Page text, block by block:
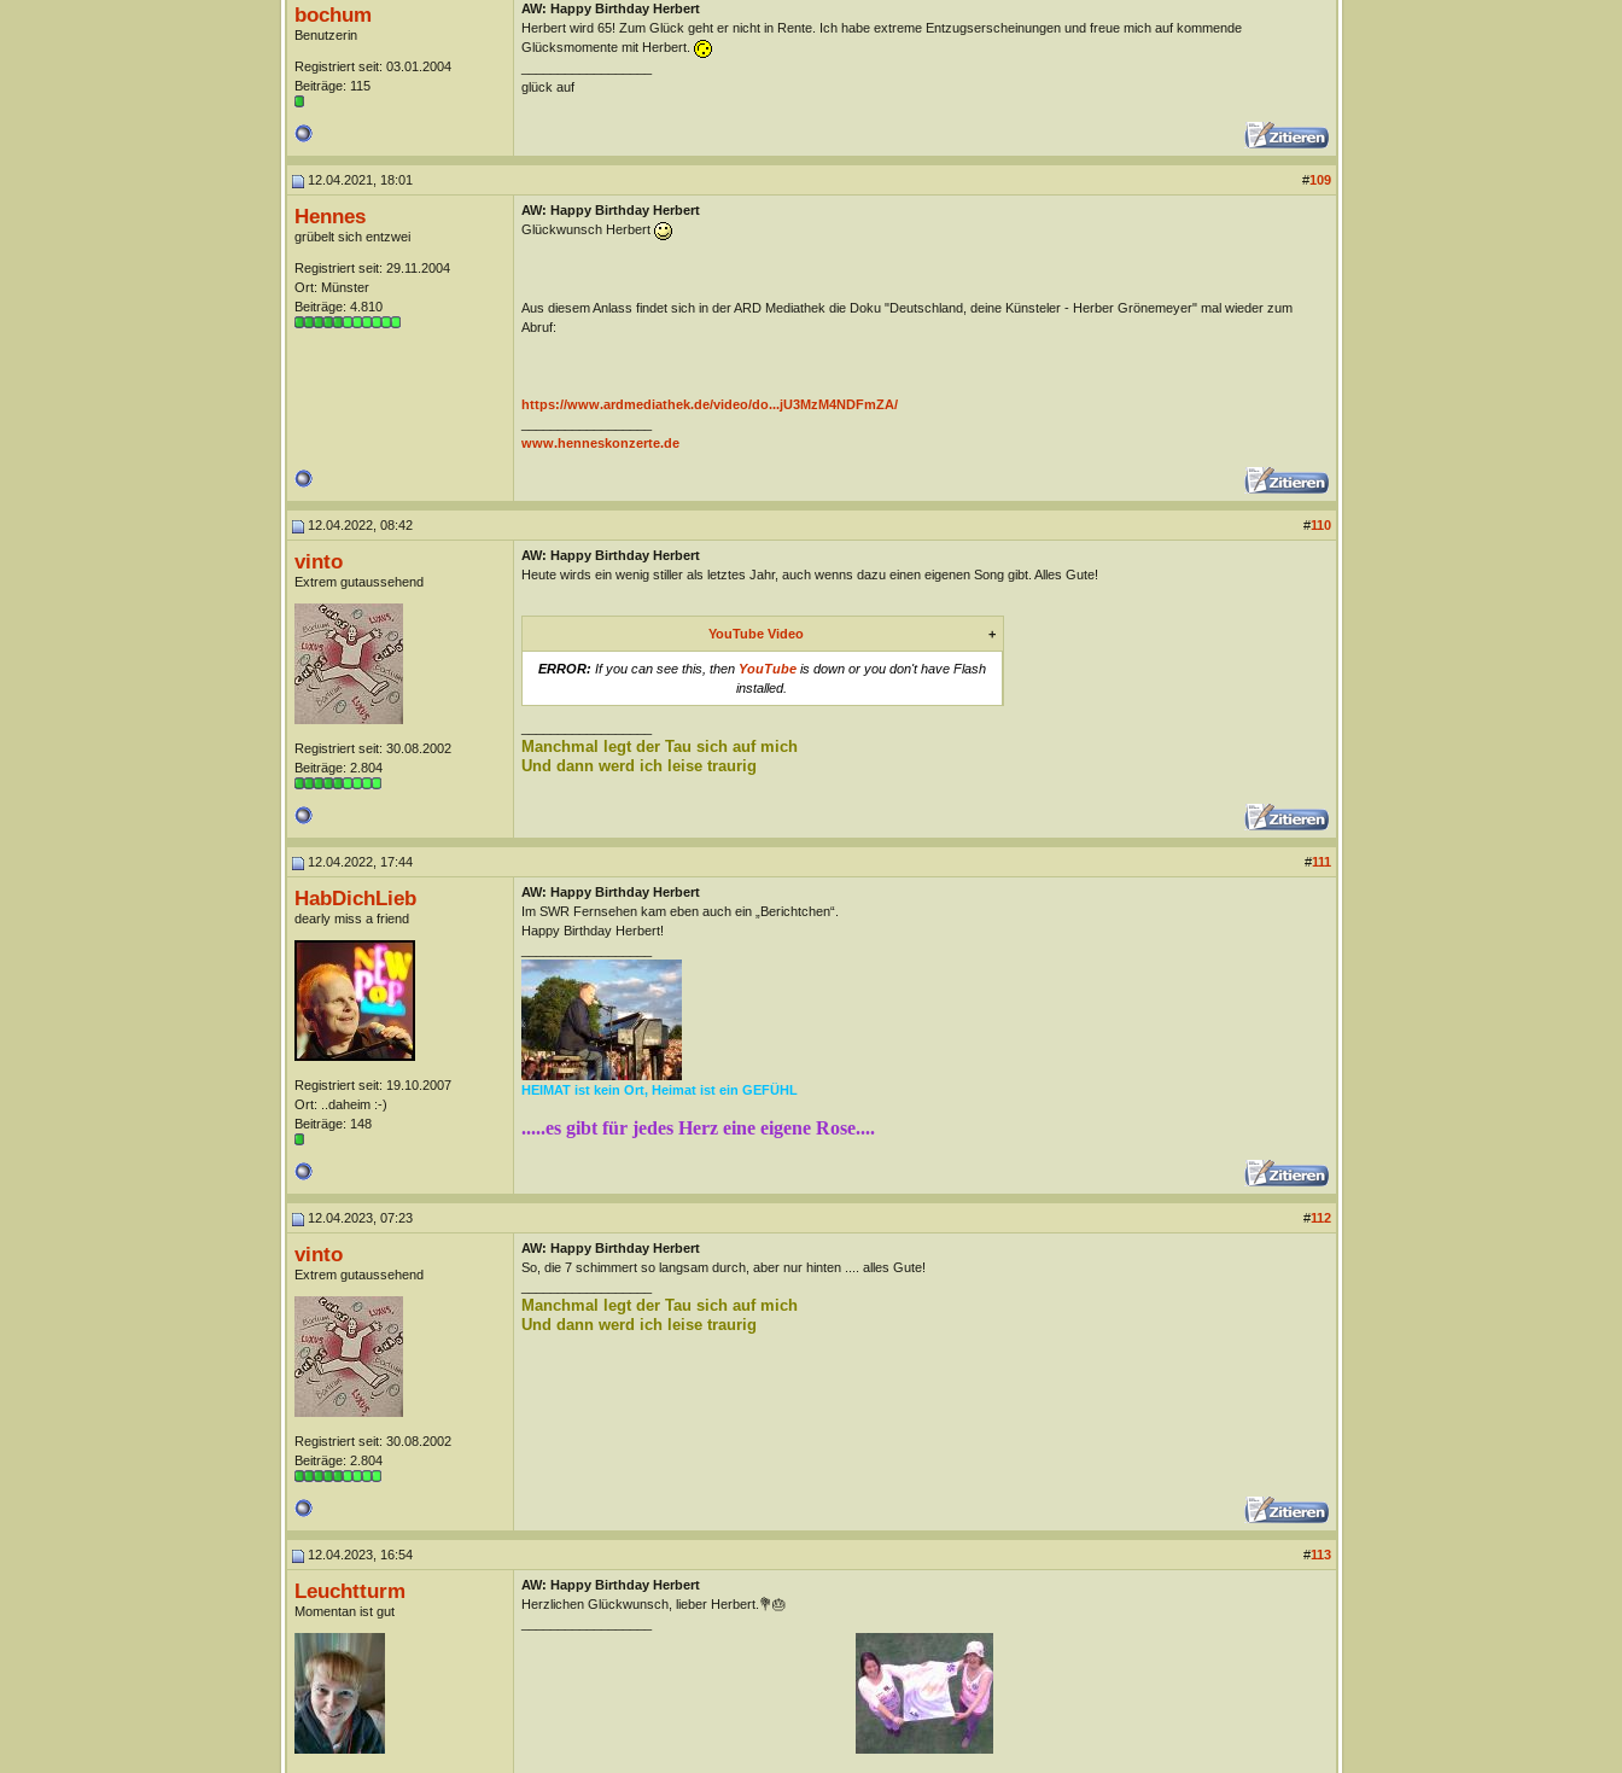
bochum
Benutzerin
Registriert seit: 03.01.2004
Beiträge: 115
AW: Happy Birthday Herbert
Herbert wird 65! Zum Glück geht er nicht in Rente. Ich habe extreme Entzugserscheinungen und freue mich auf kommende
Glücksmomente mit Herbert.
glück auf
12.04.2021, 18:01 #109
Hennes
grübelt sich entzwei
Registriert seit: 29.11.2004
Ort: Münster
Beiträge: 4.810
AW: Happy Birthday Herbert
Glückwunsch Herbert
Aus diesem Anlass findet sich in der ARD Mediathek die Doku "Deutschland, deine Künsteler - Herber Grönemeyer" mal wieder zum
Abruf:
https://www.ardmediathek.de/video/do...jU3MzM4NDFmZA/
www.henneskonzerte.de
12.04.2022, 08:42 #110
vinto
Extrem gutaussehend
Registriert seit: 30.08.2002
Beiträge: 2.804
AW: Happy Birthday Herbert
Heute wirds ein wenig stiller als letztes Jahr, auch wenns dazu einen eigenen Song gibt. Alles Gute!
+
YouTube Video
ERROR: If you can see this, then YouTubeis down or you don't have Flash
installed.
Manchmal legt der Tau sich auf mich
Und dann werd ich leise traurig
12.04.2022, 17:44 #111
HabDichLieb
dearly miss a friend
Registriert seit: 19.10.2007
Ort: ..daheim :-)
Beiträge: 148
AW: Happy Birthday Herbert
Im SWR Fernsehen kam eben auch ein „Berichtchen“.
Happy Birthday Herbert!
HEIMAT ist kein Ort, Heimat ist ein GEFÜHL
.....es gibt für jedes Herz eine eigene Rose....
12.04.2023, 07:23 #112
vinto
Extrem gutaussehend
Registriert seit: 30.08.2002
Beiträge: 2.804
AW: Happy Birthday Herbert
So, die 7 schimmert so langsam durch, aber nur hinten .... alles Gute!
Manchmal legt der Tau sich auf mich
Und dann werd ich leise traurig
12.04.2023, 16:54 #113
Leuchtturm
Momentan ist gut
AW: Happy Birthday Herbert
Herzlichen Glückwunsch, lieber Herbert.💐🎂